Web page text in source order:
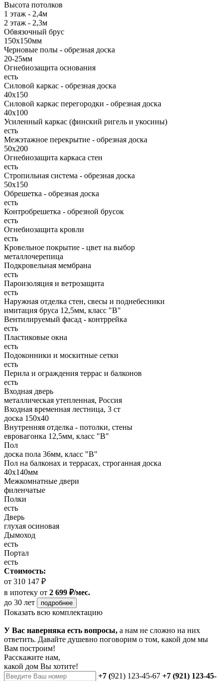
Высота потолков
1 этаж - 2,4м
2 этаж - 2,3м
Обвязочный брус
150х150мм
Черновые полы - обрезная доска
20-25мм
Огнебиозащита основания
есть
Силовой каркас - обрезная доска
40х150
Силовой каркас перегородки - обрезная доска
40x100
Усиленный каркас (финский ригель и укосины)
есть
Межэтажное перекрытие - обрезная доска
50х200
Огнебиозащита каркаса стен
есть
Стропильная система - обрезная доска
50х150
Обрешетка - обрезная доска
есть
Контробрешетка - обрезной брусок
есть
Огнебиозащита кровли
есть
Кровельное покрытие - цвет на выбор
металлочерепица
Подкровельная мембрана
есть
Пароизоляция и ветрозащита
есть
Наружная отделка стен, свесы и поднебесники
имитация бруса 12,5мм, класс "В"
Вентилируемый фасад - контррейка
есть
Пластиковые окна
есть
Подоконники и москитные сетки
есть
Перила и ограждения террас и балконов
есть
Входная дверь
металлическая утепленная, Россия
Входная временная лестница, 3 ст
доска 150х40
Внутренняя отделка - потолки, стены
евровагонка 12,5мм, класс "В"
Пол
доска пола 36мм, класс "B"
Пол на балконах и террасах, строганная доска
40x140мм
Межкомнатные двери
филенчатые
Полки
есть
Дверь
глухая осиновая
Дымоход
есть
Портал
есть
Стоимость:
от 310 147 ₽
в ипотеку от 2 699 ₽/мес.
до 30 лет
подробнее
Показать всю комплектацию
У Вас наверняка есть вопросы, а нам не сложно на них
ответить. Давайте душевно поговорим о том, какой дом мы
Вам построим!
Расскажите нам,
какой дом Вы хотите!
+7 (921) 123-45-67 +7 (921) 123-45-